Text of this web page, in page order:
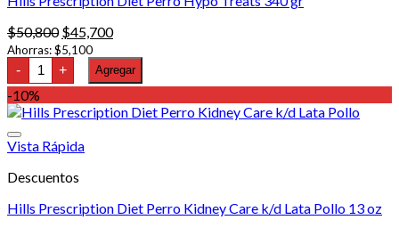
$50,800 El
precio
original
era:
$45,700El
actual
es:
Ahorras:$5,100
- Hills
Prescription
Diet
Perro
Hypo
340
cantidad
+ Agregar
-10%
Vista Rápida
Descuentos
Hills Prescription Diet Perro Kidney Care k/d Lata Pollo 13 oz